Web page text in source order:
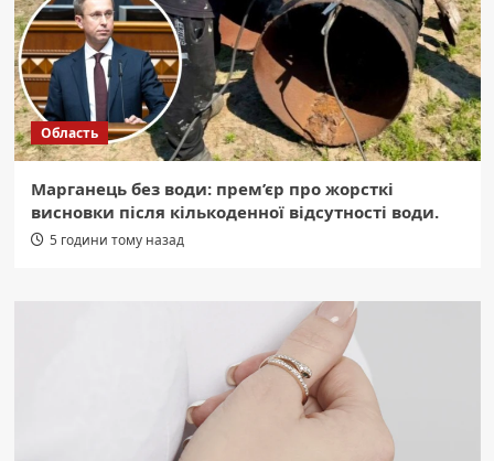
Область
Марганець без води: прем’єр про жорсткі
висновки після кількоденної відсутності води.
5 години тому назад